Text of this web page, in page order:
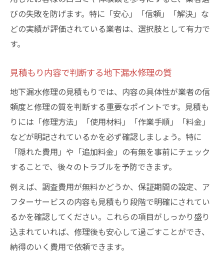
びの失敗を防げます。特に「安心」「信頼」「解決」な
どの実績が評価されている業者は、選択肢として有力で
す。
見積もり内容で判断する地下漏水修理の質
地下漏水修理の見積もりでは、内容の具体性が業者の信
頼度と修理の質を判断する重要なポイントです。見積も
りには「修理方法」「使用材料」「作業手順」「料金」
などが明記されているかを必ず確認しましょう。特に
「隠れた費用」や「追加料金」の有無を事前にチェック
することで、後々のトラブルを予防できます。
例えば、調査費用が無料かどうか、保証期間の設定、ア
フターサービスの内容も見積もり段階で明確にされてい
るかを確認してください。これらの項目がしっかり盛り
込まれていれば、修理後も安心して過ごすことができ、
納得のいく費用で依頼できます。